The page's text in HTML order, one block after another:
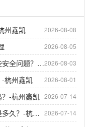
2026-08-08
州鑫凯
2026-08-05
2026-08-03
？-杭州鑫凯
2026-08-01
杭州鑫凯
2026-07-14
-杭州鑫凯
2026-07-14
-杭州鑫凯